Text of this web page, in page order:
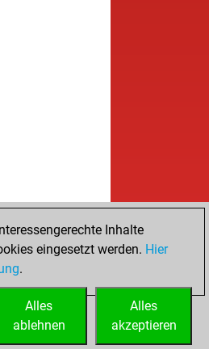
Inhalte
eingesetzt werden. Hier
.
Alles
akzeptieren
Alles
ablehnen